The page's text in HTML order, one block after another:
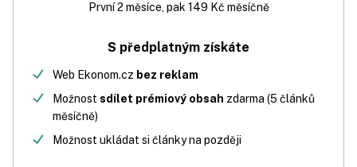
První 2 měsíce, pak 149 Kč měsíčně
S předplatným získáte
Web Ekonom.cz bez reklam
Možnost sdílet prémiový obsah zdarma (5 článků
měsíčně)
Možnost ukládat si články na později